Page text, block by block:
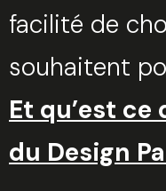
facilité de
souhaitent
Et qu’est ce
du Design
Trouvez votre